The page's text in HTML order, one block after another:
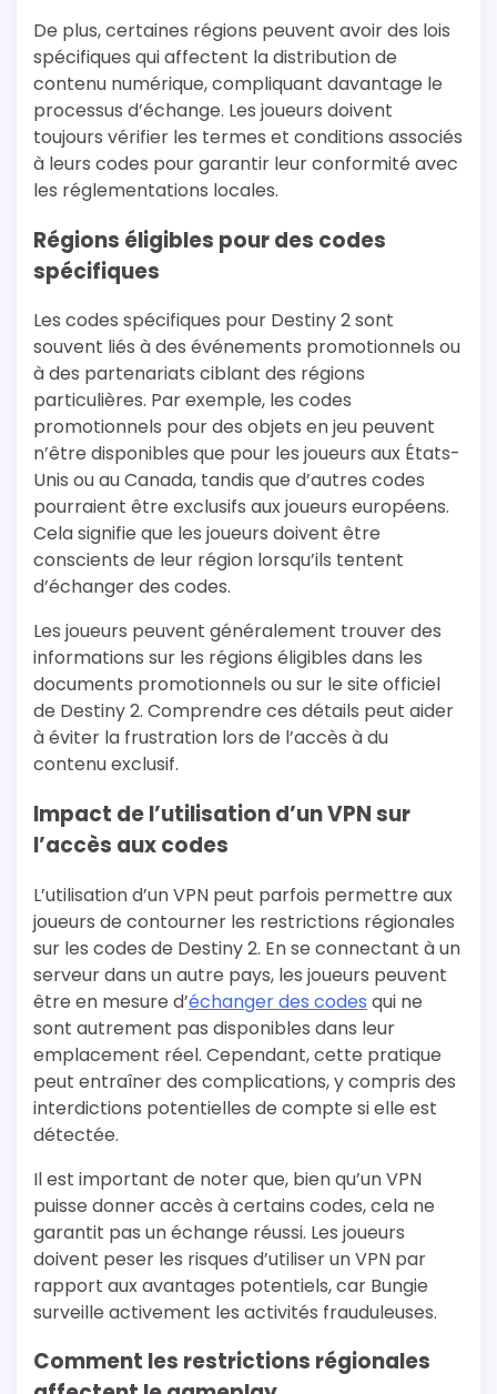
De plus, certaines régions peuvent avoir des lois
spécifiques qui affectent la distribution de
contenu numérique, compliquant davantage le
processus d’échange. Les joueurs doivent
toujours vérifier les termes et conditions associés
à leurs codes pour garantir leur conformité avec
les réglementations locales.
Régions éligibles pour des codes
spécifiques
Les codes spécifiques pour Destiny 2 sont
souvent liés à des événements promotionnels ou
à des partenariats ciblant des régions
particulières. Par exemple, les codes
promotionnels pour des objets en jeu peuvent
n’être disponibles que pour les joueurs aux États-
Unis ou au Canada, tandis que d’autres codes
pourraient être exclusifs aux joueurs européens.
Cela signifie que les joueurs doivent être
conscients de leur région lorsqu’ils tentent
d’échanger des codes.
Les joueurs peuvent généralement trouver des
informations sur les régions éligibles dans les
documents promotionnels ou sur le site officiel
de Destiny 2. Comprendre ces détails peut aider
à éviter la frustration lors de l’accès à du
contenu exclusif.
Impact de l’utilisation d’un VPN sur
l’accès aux codes
L’utilisation d’un VPN peut parfois permettre aux
joueurs de contourner les restrictions régionales
sur les codes de Destiny 2. En se connectant à un
serveur dans un autre pays, les joueurs peuvent
être en mesure d’échanger des codes qui ne
sont autrement pas disponibles dans leur
emplacement réel. Cependant, cette pratique
peut entraîner des complications, y compris des
interdictions potentielles de compte si elle est
détectée.
Il est important de noter que, bien qu’un VPN
puisse donner accès à certains codes, cela ne
garantit pas un échange réussi. Les joueurs
doivent peser les risques d’utiliser un VPN par
rapport aux avantages potentiels, car Bungie
surveille activement les activités frauduleuses.
Comment les restrictions régionales